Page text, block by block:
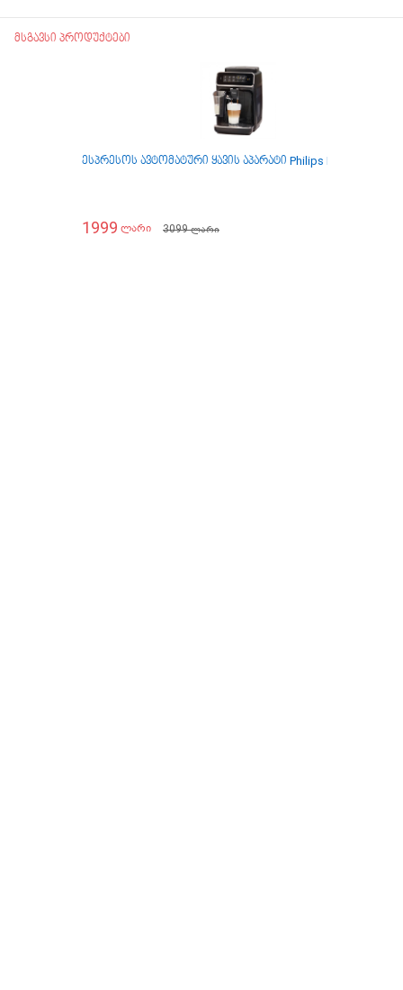
მსგავსი პროდუქტები
ესპრესოს ავტომატური ყავის აპარატი Philips EP3241/50
1999 ლარი 3099ლარი